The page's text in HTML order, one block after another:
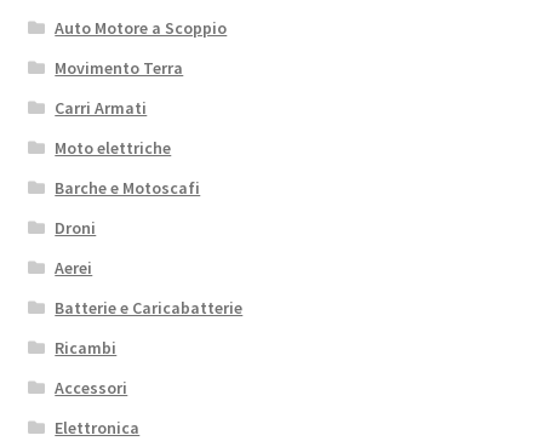
Auto Motore a Scoppio
Movimento Terra
Carri Armati
Moto elettriche
Barche e Motoscafi
Droni
Aerei
Batterie e Caricabatterie
Ricambi
Accessori
Elettronica